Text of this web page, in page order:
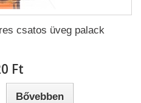
csatos üveg palack
Ft‎
Bővebben